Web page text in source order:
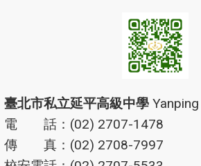
臺北市私立延平高級中學
電 話：(02) 2707-1478
傳 真：(02) 2708-7997